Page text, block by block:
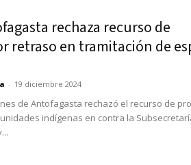
rechaza recurso de
retraso en tramitación de
- 19 diciembre 2024
de Antofagasta rechazó el recurso de
indígenas en contra la